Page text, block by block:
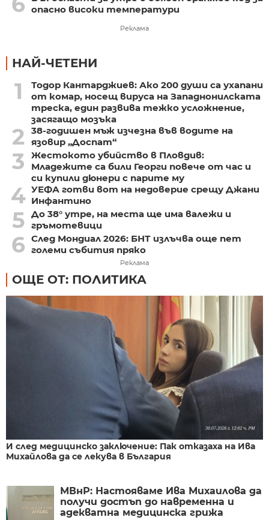
опасно високи температури
Реклама
НАЙ-ЧЕТЕНИ
1
Тодор Кантарджиев: Ако 200 души са ухапани
от комар, носещ вируса на Западнонилската
треска, един развива тежко усложнение,
засягащо мозъка
2
38-годишен мъж изчезна във водите на
язовир „Доспат“
3
Жестокото убийство в Пловдив:
Младежите са били Георги повече от час и
си купили дюнери с парите му
4 УЕФА готви вот на недоверие срещу Джани
Инфантино
5 До 38° утре, на места ще има валежи и
гръмотевици
6 След Мондиал 2026: БНТ излъчва още пет
големи събития пряко
Реклама
ОЩЕ ОТ: ПОЛИТИКА
И след медицинско заключение: Пак отказаха на Ива
Михайлова да се лекува в България
МВнР: Настояваме Ива Михаилова да
получи достъп до навременна и
адекватна медицинска грижа